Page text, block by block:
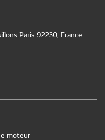
Paris 92230, France
moteur